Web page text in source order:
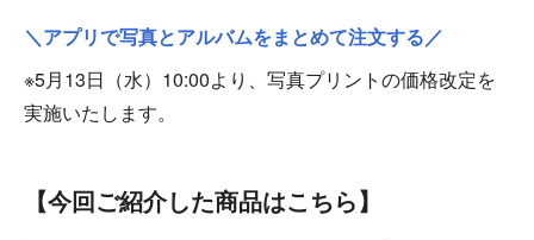
＼アプリで写真とアルバムをまとめて注文する／
※5月13日（水）10:00より、写真プリントの価格改定を
実施いたします。
【今回ご紹介した商品はこちら】